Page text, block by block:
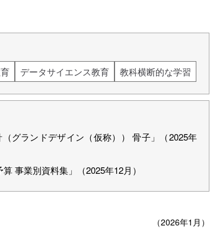
データサイエンス教育 教科横断的な学習
グランドデザイン（仮称）） 骨子」（2025年
事業別資料集」（2025年12月）
（2026年1月）